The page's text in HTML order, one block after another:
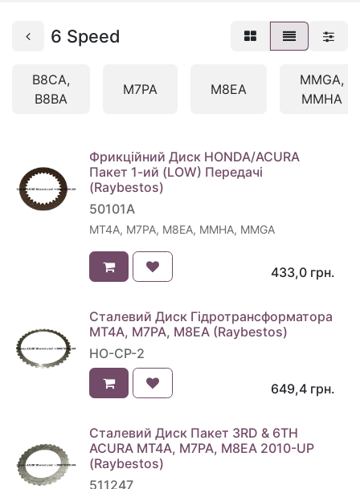
6 Speed
B8CA,
B8BA
M7PA M8EA
MMGA,
MMHA
Фрикційний Диск HONDA/ACURA
Пакет 1-ий (LOW) Передачі
(Raybestos)
50101A
MT4A, M7PA, M8EA, MMHA, MMGA
433,0 грн.
Сталевий Диск Гідротрансформатора
MT4A, M7PA, M8EA (Raybestos)
HO-CP-2
649,4 грн.
Сталевий Диск Пакет 3RD & 6TH
ACURA MT4A, M7PA, M8EA 2010-UP
(Raybestos)
511247